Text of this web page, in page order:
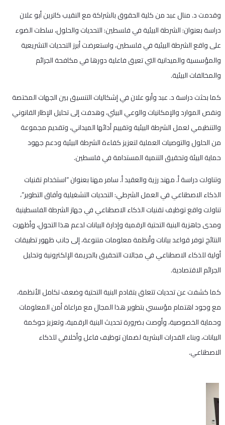
وقدمت د. منال عبد من كلية الحقوق بالشراكة مع النقيب كاترين أبو علان
دراسة بعنوان: الشرطة البيئية في فلسطين: التحديات والحلول، سلطت الضوء
على واقع الشرطة البيئية في فلسطين، واستعرضت أبرز التحديات التشريعية
والمؤسسية والميدانية التي تعيق فاعلية دورها في مكافحة الجرائم
والمخالفات البيئية.
كما بحثت دراسة د. عبد وأبو علان في إشكاليات التنسيق بين الجهات المختصة
ونقص الموارد والإمكانيات والوعي البيئي، وهدفت إلى تحليل الإطار القانوني
والتنظيمي لعمل الشرطة البيئية وتقييم أدائها الميداني، وتقديم مجموعة
من الحلول والتوصيات العملية لتعزيز كفاءة الشرطة البيئية ودعم جهود
حماية البيئة وتحقيق التنمية المستدامة في فلسطين.
وتناولت دراسة أ. مهند رزية والعقيد أ. سامر مهنا بعنوان “استخدام تقنيات
الذكاء الاصطناعي في العمل الشرطي: التحديات التشغيلية وآفاق التطوير”،
تناولت واقع توظيف تقنيات الذكاء الاصطناعي في جهاز الشرطة الفلسطينية
ومدى جاهزية البنية التحتية الرقمية وإدارة البيانات لدعم هذا التحول، وأظهرت
النتائج توفر قواعد بيانات وأنظمة معلومات متنوعة، إلى جانب ظهور تطبيقات
أولية للذكاء الاصطناعي في مجالات التحقيق بالجريمة الإلكترونية وتحليل
الجرائم الاقتصادية.
كما كشفت عن تحديات تتعلق بتقادم البنية التحتية وضعف تكامل الأنظمة،
مع وجود اهتمام مؤسسي بتطوير هذا المجال مع مراعاة أمن المعلومات
وحماية الخصوصية، وأوصت بضرورة تحديث البنية الرقمية، وتعزيز حوكمة
البيانات، وبناء القدرات البشرية لضمان توظيف فاعل وأخلاقي للذكاء
الاصطناعي.